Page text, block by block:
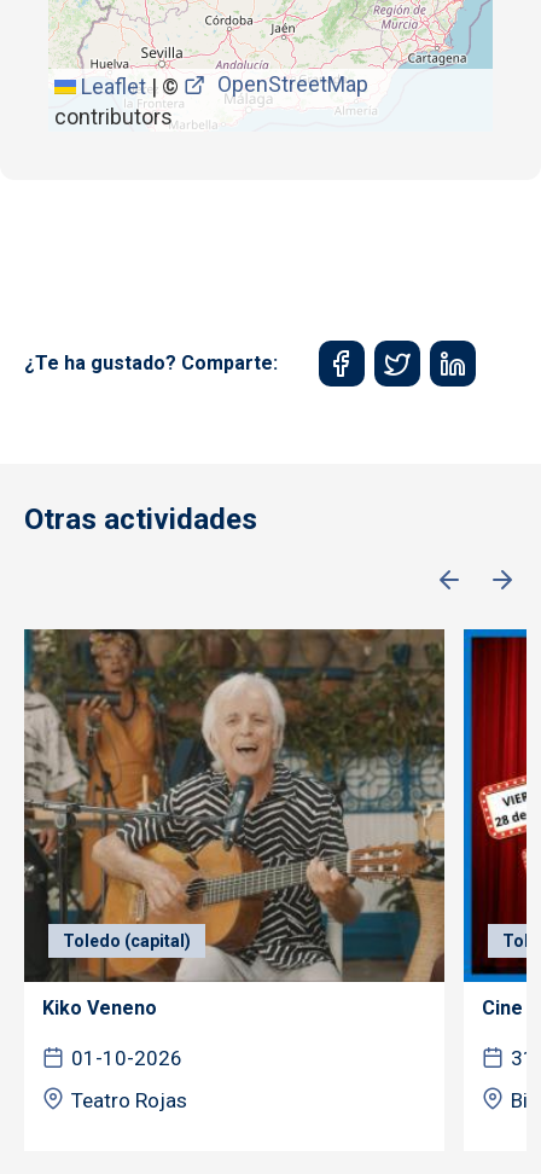
Leaflet|©
OpenStreetMap
contributors
¿Te ha gustado? Comparte:
Otras actividades
Toledo (capital)
Kiko Veneno
01-10-2026
Teatro Rojas
Cine